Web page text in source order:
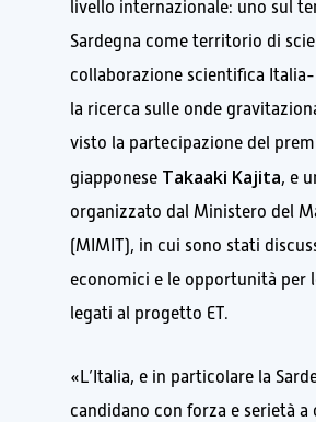
livello internazionale: uno sul
Sardegna come territorio di
collaborazione scientifica
la ricerca sulle onde
visto la partecipazione del
giapponese Takaaki Kajita, e
organizzato dal Ministero del
(MIMIT), in cui sono stati
economici e le opportunità per
legati al progetto ET.
«L’Italia, e in particolare la
candidano con forza e serietà a